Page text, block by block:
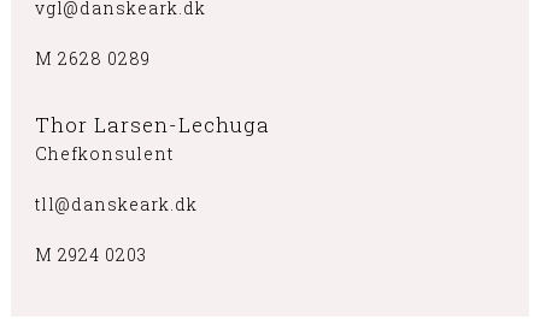
vgl@danskeark.dk
M 2628 0289
Thor Larsen-Lechuga
Chefkonsulent
tll@danskeark.dk
M 2924 0203